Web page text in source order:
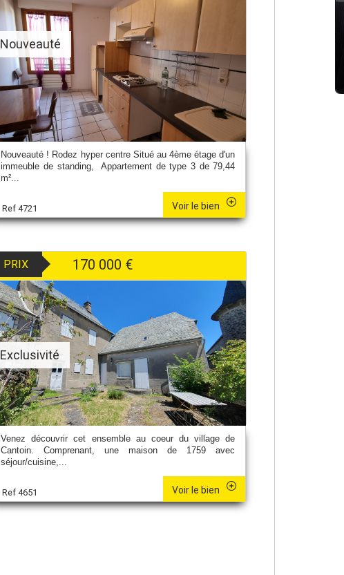
Nouveauté
Nouveauté ! Rodez hyper centre Situé au 4ème étage d'un
immeuble de standing, Appartement de type 3 de 79,44
m²...
Ref 4721 Voir le bien
PRIX 170 000 €
Exclusivité
Venez découvrir cet ensemble au coeur du village de
Cantoin. Comprenant, une maison de 1759 avec
séjour/cuisine,...
Ref 4651 Voir le bien